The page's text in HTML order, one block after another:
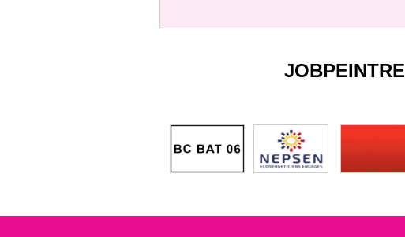
JOBPEINTRE